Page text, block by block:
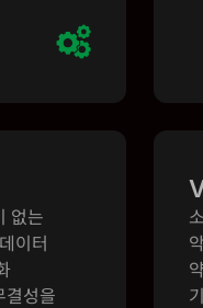
없는
이터
결성을